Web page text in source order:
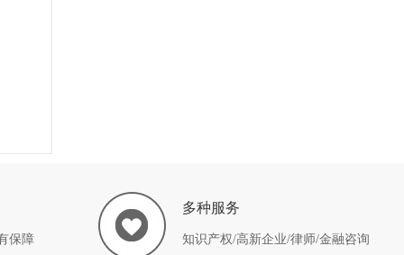
保障
多种服务
知识产权/高新企业/律师/金融咨询